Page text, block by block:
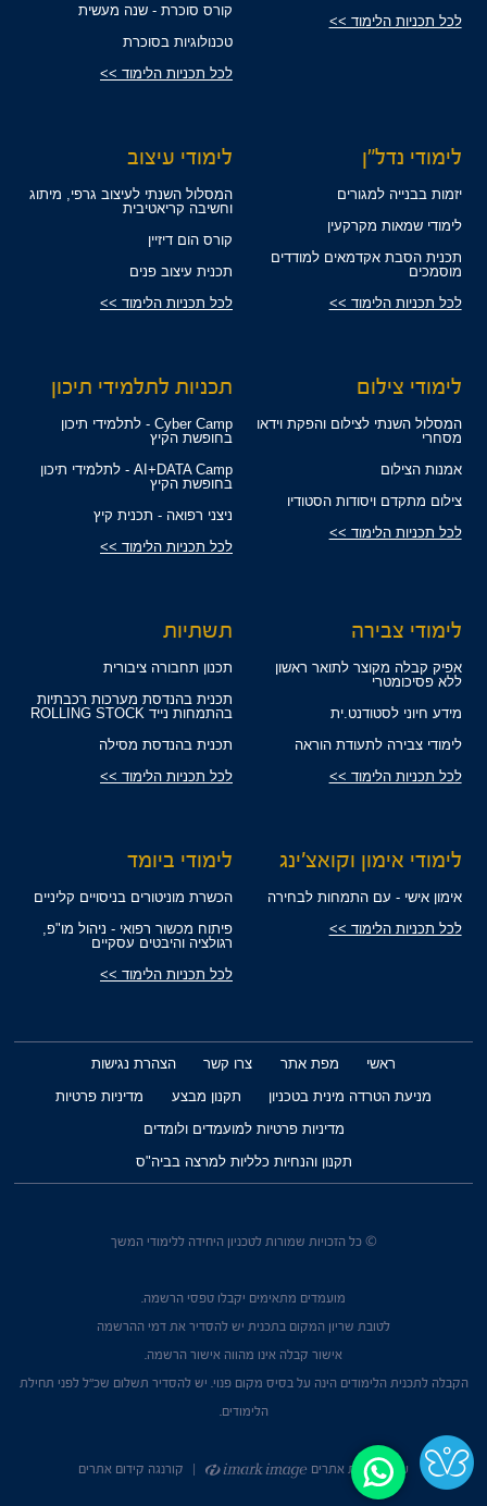
לכל תכניות הלימוד >>
קורס סוכרת - שנה מעשית
טכנולוגיות בסוכרת
לכל תכניות הלימוד >>
לימודי נדל"ן
יזמות בבנייה למגורים
לימודי שמאות מקרקעין
תכנית הסבת אקדמאים למודדים
מוסמכים
לכל תכניות הלימוד >>
לימודי עיצוב
המסלול השנתי לעיצוב גרפי, מיתוג
וחשיבה קריאטיבית
קורס הום דיזיין
תכנית עיצוב פנים
לכל תכניות הלימוד >>
לימודי צילום
המסלול השנתי לצילום והפקת וידאו
מסחרי
אמנות הצילום
צילום מתקדם ויסודות הסטודיו
לכל תכניות הלימוד >>
תכניות לתלמידי תיכון
Cyber Camp - לתלמידי תיכון
בחופשת הקיץ
AI+DATA Camp - לתלמידי תיכון
בחופשת הקיץ
ניצני רפואה - תכנית קיץ
לכל תכניות הלימוד >>
לימודי צבירה
אפיק קבלה מקוצר לתואר ראשון
ללא פסיכומטרי
מידע חיוני לסטודנט.ית
לימודי צבירה לתעודת הוראה
לכל תכניות הלימוד >>
תשתיות
תכנון תחבורה ציבורית
תכנית בהנדסת מערכות רכבתיות
בהתמחות נייד ROLLING STOCK
תכנית בהנדסת מסילה
לכל תכניות הלימוד >>
לימודי אימון וקואצ'ינג
אימון אישי - עם התמחות לבחירה
לכל תכניות הלימוד >>
לימודי ביומד
הכשרת מוניטורים בניסויים קליניים
פיתוח מכשור רפואי - ניהול מו"פ,
רגולציה והיבטים עסקיים
לכל תכניות הלימוד >>
ראשי מפת אתר צרו קשר
הצהרת נגישות
מניעת הטרדה מינית בטכניון
תקנון מבצע
מדיניות פרטיות
מדיניות פרטיות למועמדים ולומדים
תקנון והנחיות כלליות למרצה בביה"ס
© כל הזכויות שמורות לטכניון היחידה ללימודי המשך
מועמדים מתאימים יקבלו טפסי הרשמה.
לטובת שריון המקום בתכנית יש להסדיר את דמי ההרשמה
אישור קבלה אינו מהווה אישור הרשמה.
הקבלה לתכנית הלימודים הינה על בסיס מקום פנוי. יש להסדיר תשלום שכ"ל לפני תחילת
הלימודים.
עיצוב ובניית אתרים קורנגה קידום אתרים